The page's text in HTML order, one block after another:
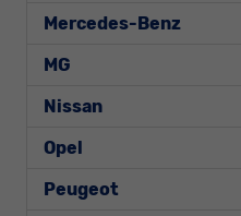
Mercedes-Benz
MG
Nissan
Opel
Peugeot